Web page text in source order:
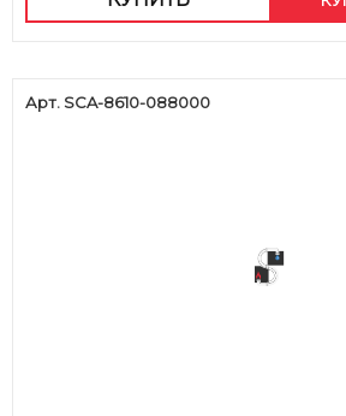
Арт. SCA-8610-088000